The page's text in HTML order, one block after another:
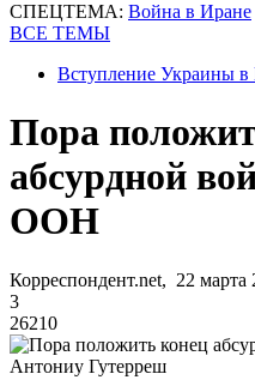
СПЕЦТЕМА: Война в Иране
ВСЕ ТЕМЫ
Вступление Украины
Пора
абсурдной
ООН
Корреспондент.net, 22 марта
3
26210
Антониу Гутерреш